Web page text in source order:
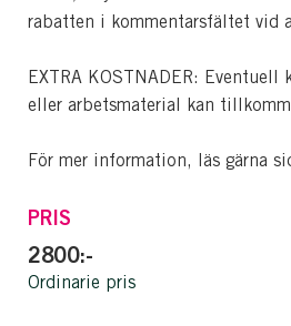
rabatten i kommentarsfältet vid
EXTRA KOSTNADER:
eller arbetsmaterial kan
För mer information, läs gärna
PRIS
2800:-
Ordinarie pris